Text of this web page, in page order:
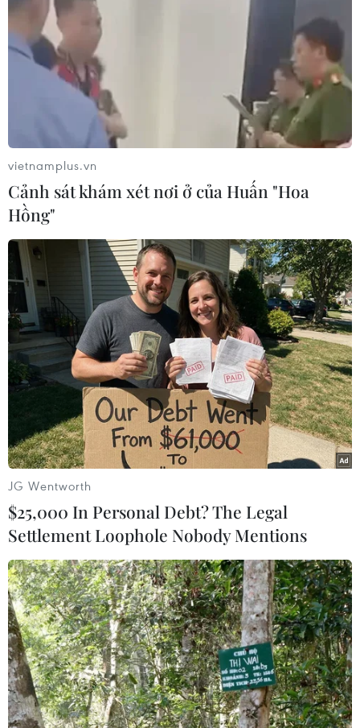
Đến nay, lực lượng cứu hộ đã tìm thấy được 2 thi thể công
(TTXVN/Vietnam+)
#Thừa Thiên-Huế #Rào Trăng 3
#Hiện trường vụ sạt lở
#Thi thể công nhân
TP. Huế
Theo dõi VietnamPlus
TIN LIÊN QUAN
vietnamplus.vn
Cảnh sát khám xét nơi ở của Huấn "Hoa
Hồng"
JG Wentworth
$25,000 In Personal Debt? The Legal
Settlement Loophole Nobody Mentions